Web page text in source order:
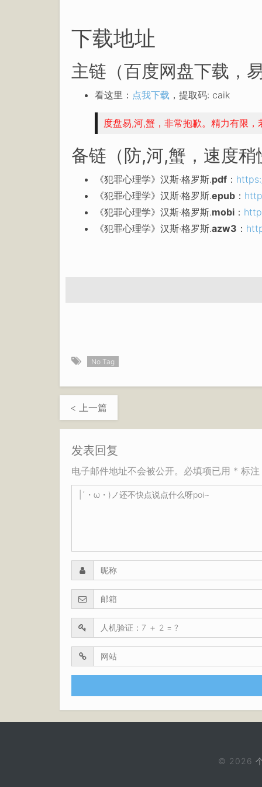
下载地址
主链（百度网盘下载，
看这里： 点我下载 ，提取码: caik
度盘易,河,蟹，非常抱歉。精力有限
备链（防,河,蟹，速度
《犯罪心理学》汉斯·格罗斯.pdf ：
《犯罪心理学》汉斯·格罗斯.epub ：
《犯罪心理学》汉斯·格罗斯.mobi ：
《犯罪心理学》汉斯·格罗斯.azw3 ：
No Tag
< 上一篇
发表回复
电子邮件地址不会被公开。必填项已用 * 标注
© 2026